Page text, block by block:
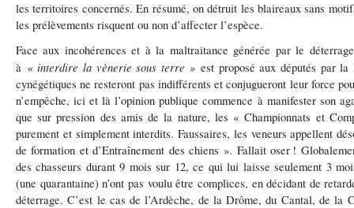
les territoires concernés. En résumé, on détruit les blaireaux sans
les prélèvements risquent ou non d’affecter l’espèce.
Face aux incohérences et à la maltraitance générée par le
à « interdire la vènerie sous terre » est proposé aux députés par
cynégétiques ne resteront pas indifférents et conjugueront leur force
n’empêche, ici et là l’opinion publique commence à manifester son
que sur pression des amis de la nature, les « Championnats et
purement et simplement interdits. Faussaires, les veneurs appellent
de formation et d’Entraînement des chiens ». Fallait oser !
des chasseurs durant 9 mois sur 12, ce qui lui laisse seulement 3
(une quarantaine) n’ont pas vouluêtre complices, en décidant de
déterrage. C’est le cas de l’Ardèche, de la Drôme, du Cantal, de la